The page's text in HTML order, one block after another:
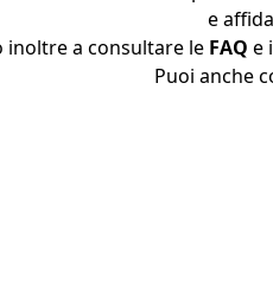
e
inoltre a consultare le FAQ e i
Puoi anche